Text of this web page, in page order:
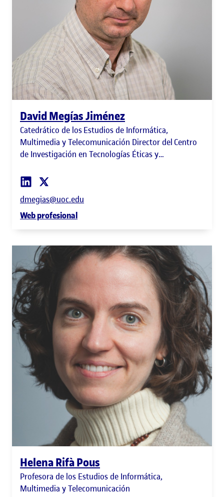
David Megías Jiménez
Catedrático de los Estudios de Informática,
Multimedia y Telecomunicación Director del Centro
de Investigación en Tecnologías Éticas y
dmegias@uoc.edu
Web profesional
Helena Rifà Pous
Profesora de los Estudios de Informática,
Multimedia y Telecomunicación